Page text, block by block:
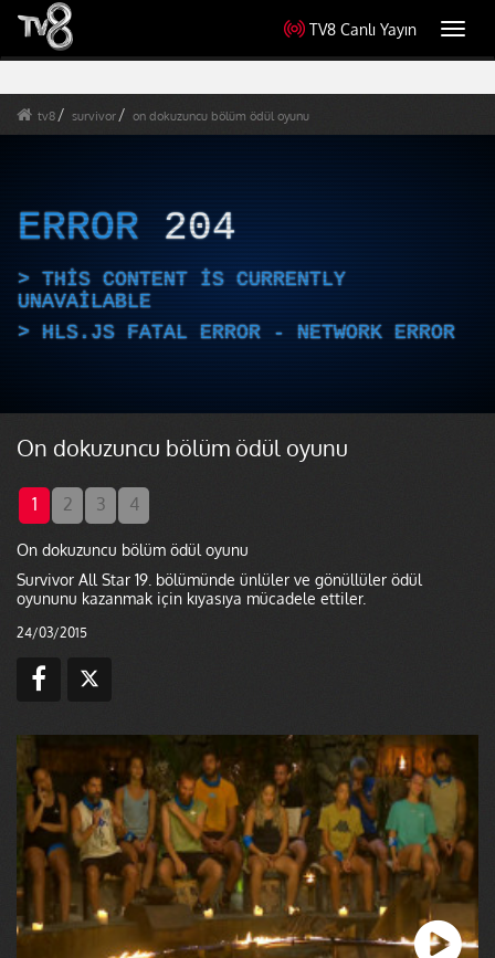
TV8 Canlı Yayın
tv8 survivor on dokuzuncu bölüm ödül oyunu
ERROR 204
THIS CONTENT IS CURRENTLY
UNAVAILABLE
HLS.JS FATAL ERROR - NETWORK ERROR
On dokuzuncu bölüm ödül oyunu
1 2 3 4
On dokuzuncu bölüm ödül oyunu
Survivor All Star 19. bölümünde ünlüler ve gönüllüler ödül
oyununu kazanmak için kıyasıya mücadele ettiler.
24/03/2015